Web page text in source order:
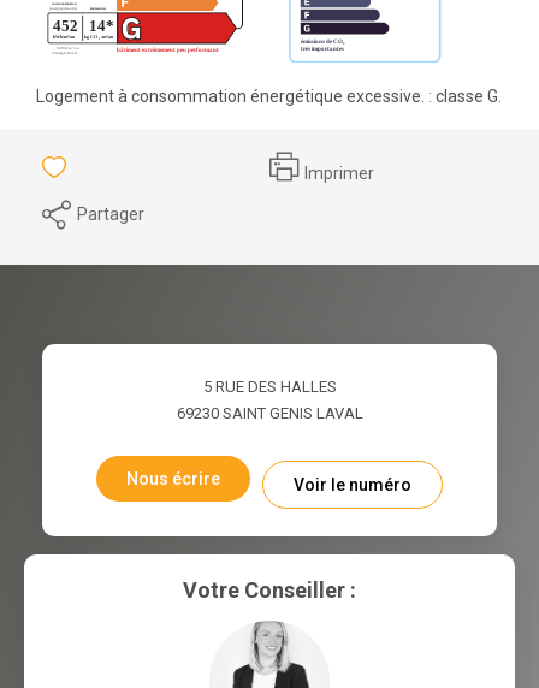
Logement à consommation énergétique excessive. : classe G.
Imprimer
Partager
5 RUE DES HALLES
69230 SAINT GENIS LAVAL
Nous écrire Voir le numéro
Votre Conseiller :